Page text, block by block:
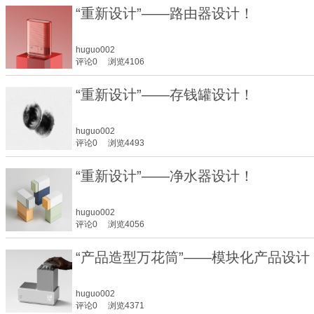
“重新设计”——路由器设计！
huguo002
评论0
浏览4106
“重新设计”——存钱罐设计！
huguo002
评论0
浏览4493
“重新设计”——净水器设计！
huguo002
评论0
浏览4056
“产品造型万花筒”——模块化产品设计
huguo002
评论0
浏览4371